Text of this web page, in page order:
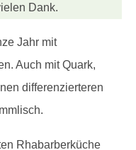
Dank.
Jahr mit
Auch mit Quark,
differenzierteren
Rhabarberküche